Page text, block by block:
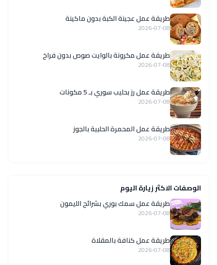
طريقة عمل عجينة الكبة بدون ماكينة
2026-07-08
طريقة عمل مكرونة بالوايت صوص بدون فراخ
2026-07-08
طريقة عمل رز بحليب سوري بـ 5 مكونات
2026-07-08
طريقة عمل المحمرة الحلبية بالجوز
2026-07-08
الوصفات الاكثر زيارة اليوم
طريقة عمل سمك بوري بشرائح الليمون
2026-07-08
طريقة عمل كنافة بالمقلاة
2026-07-08